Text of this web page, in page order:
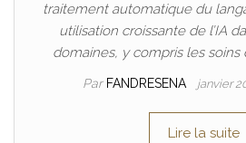
traitement automatique du
utilisation croissante de l’IA
domaines, y compris les soins
Par FANDRESENA janvier
Lire la suite